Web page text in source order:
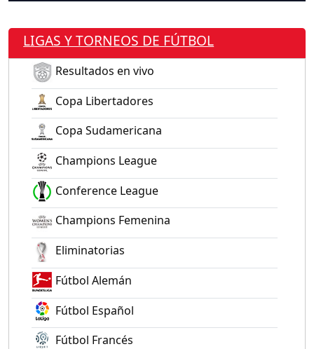
LIGAS Y TORNEOS DE FÚTBOL
Resultados en vivo
Copa Libertadores
Copa Sudamericana
Champions League
Conference League
Champions Femenina
Eliminatorias
Fútbol Alemán
Fútbol Español
Fútbol Francés